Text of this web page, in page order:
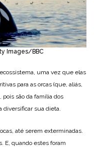
Images/BBC
uma vez que elas
para as orcas (que, aliás,
pois são da família dos
diversificar sua dieta.
até serem exterminadas.
E, quando estes foram